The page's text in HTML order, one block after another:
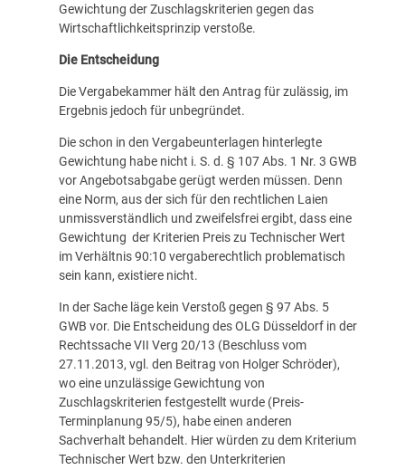
Gewichtung der Zuschlagskriterien gegen das
Wirtschaftlichkeitsprinzip verstoße.
Die Entscheidung
Die Vergabekammer hält den Antrag für zulässig, im
Ergebnis jedoch für unbegründet.
Die schon in den Vergabeunterlagen hinterlegte
Gewichtung habe nicht i. S. d. § 107 Abs. 1 Nr. 3 GWB
vor Angebotsabgabe gerügt werden müssen. Denn
eine Norm, aus der sich für den rechtlichen Laien
unmissverständlich und zweifelsfrei ergibt, dass eine
Gewichtung der Kriterien Preis zu Technischer Wert
im Verhältnis 90:10 vergaberechtlich problematisch
sein kann, existiere nicht.
In der Sache läge kein Verstoß gegen § 97 Abs. 5
GWB vor. Die Entscheidung des OLG Düsseldorf in der
Rechtssache VII Verg 20/13 (Beschluss vom
27.11.2013, vgl. den Beitrag von Holger Schröder),
wo eine unzulässige Gewichtung von
Zuschlagskriterien festgestellt wurde (Preis-
Terminplanung 95/5), habe einen anderen
Sachverhalt behandelt. Hier würden zu dem Kriterium
Technischer Wert bzw. den Unterkriterien